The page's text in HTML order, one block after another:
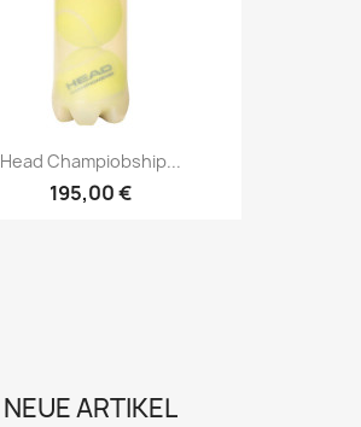
Head Champiobship...
195,00 €
NEUE ARTIKEL